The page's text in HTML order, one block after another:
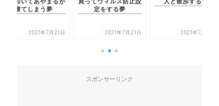
買ってウィルス防止設
定をする夢
2021年7月21日
人と散歩する夢
2021年7月20日 2021年7月21
スポンサーリンク